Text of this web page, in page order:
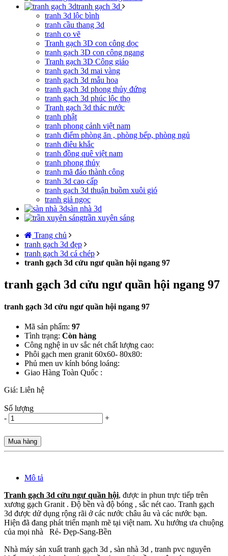
tranh gạch 3d
tranh 3d lộc bình
tranh cầu thang 3d
tranh cọ vẽ
Tranh gạch 3D con công dọc
tranh gạch 3D con công ngang
Tranh gạch 3D Công giáo
tranh gạch 3d mai vàng
tranh gạch 3d mẫu hoa
tranh gạch 3d phong thủy đứng
tranh gạch 3d phúc lộc thọ
Tranh gạch 3d thác nước
tranh phật
tranh phong cảnh việt nam
tranh điểm phòng ăn , phòng bếp, phòng ngủ
tranh điêu khắc
tranh đồng quê việt nam
tranh phong thủy
tranh mã đáo thành công
tranh 3d cao cấp
tranh gạch 3d thuận buồm xuôi gió
tranh giả ngọc
sàn nhà 3d
trần xuyên sáng
Trang chủ
tranh gạch 3d đẹp
tranh gạch 3d cá chép
tranh gạch 3d cửu ngư quần hội ngang 97
tranh gạch 3d cửu ngư quần hội ngang 97
tranh gạch 3d cửu ngư quần hội ngang 97
Mã sản phẩm: 97
Tình trạng: Còn hàng
Công nghệ in uv sắc nét chất lượng cao:
Phôi gạch men granit 60x60- 80x80:
Phủ men uv kính bóng loáng:
Giao Hàng Toàn Quốc :
Giá: Liên hệ
Số lượng
-
+
Mua hàng
Mô tả
Tranh gạch 3d cửu ngư quần hội, được in phun trực tiếp trên
xương gạch Granit . Độ bền và độ bóng , sắc nét cao. Tranh gạch
3d được dử dụng rộng rãi ở các nước châu âu và các nước bạn.
Hiện đã đang phát triển mạnh mẽ tại việt nam. Xu hướng ưa chuộng
của mọi nhà Rẻ- Đẹp-Sang-Bền
Nhà máy sản xuất tranh gạch 3d , sàn nhà 3d , tranh pvc nguyên